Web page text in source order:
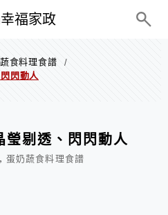
幸福家政
食料理食譜
/
閃動人
瑩剔透、閃閃動人
, 蛋奶蔬食料理食譜